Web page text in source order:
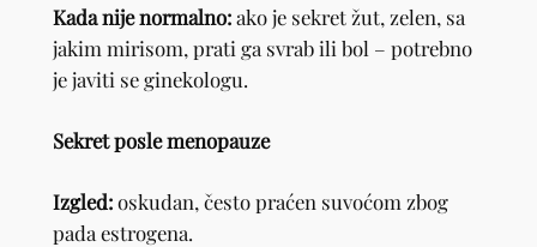
Kada nije normalno:ako je sekret žut, zelen, sa
jakim mirisom, prati ga svrab ili bol – potrebno
je javiti se ginekologu.
Sekret posle menopauze
Izgled:oskudan, često praćen suvoćom zbog
pada estrogena.